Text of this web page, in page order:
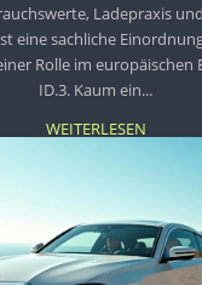
Ladepraxis
eine sachliche
Rolle im europäischen
ID.3. Kaum ein...
WEITERLESEN